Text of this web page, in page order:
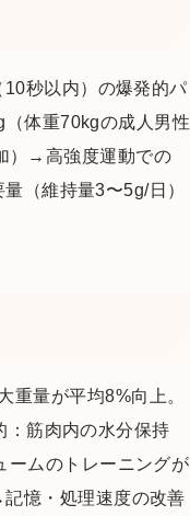
秒以内）の爆発的パ
体重70kgの成人男性
）→高強度運動での
（維持量3〜5g/日）
重量が平均8%向上。
筋肉内の水分保持
ームのトレーニングが
憶・処理速度の改善